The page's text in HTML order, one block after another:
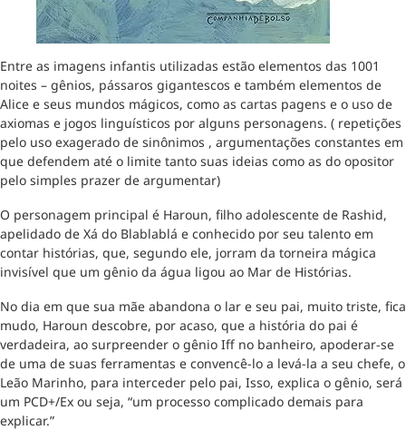
Entre as imagens infantis utilizadas estão elementos das 1001
noites – gênios, pássaros gigantescos e também elementos de
Alice e seus mundos mágicos, como as cartas pagens e o uso de
axiomas e jogos linguísticos por alguns personagens. ( repetições
pelo uso exagerado de sinônimos , argumentações constantes em
que defendem até o limite tanto suas ideias como as do opositor
pelo simples prazer de argumentar)
O personagem principal é Haroun, filho adolescente de Rashid,
apelidado de Xá do Blablablá e conhecido por seu talento em
contar histórias, que, segundo ele, jorram da torneira mágica
invisível que um gênio da água ligou ao Mar de Histórias.
No dia em que sua mãe abandona o lar e seu pai, muito triste, fica
mudo, Haroun descobre, por acaso, que a história do pai é
verdadeira, ao surpreender o gênio Iff no banheiro, apoderar-se
de uma de suas ferramentas e convencê-lo a levá-la a seu chefe, o
Leão Marinho, para interceder pelo pai, Isso, explica o gênio, será
um PCD+/Ex ou seja, “um processo complicado demais para
explicar.”